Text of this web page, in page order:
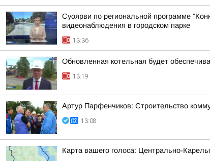
Суоярви по региональной программе
видеонаблюдения в городском парке
13:36
Обновленная котельная будет
13:19
Артур Парфенчиков: Строительство
13:08
Карта вашего голоса: Центрально-